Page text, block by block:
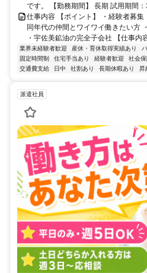
です。 【勤務期間】 長期 試用期間
仕事内容 【ポイント】 ・経験者募集
同年代の仲間とワイワイ働きたい方
・宇佐美鉱油の完全子会社 【仕事内
業界未経験者歓迎 産休・育休取得実績あり
固定時間制
住宅手当あり 経験者歓迎 社会
交通費支給
日中 社割あり 長期休暇あり 昇
派遣社員